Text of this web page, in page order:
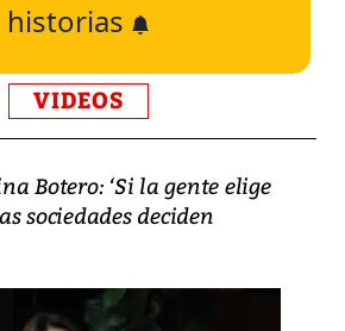
historias
VIDEOS
Botero: ‘Si la gente elige
sociedades deciden